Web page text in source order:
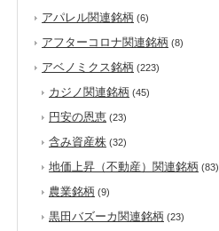
アパレル関連銘柄 (6)
アフターコロナ関連銘柄 (8)
アベノミクス銘柄 (223)
カジノ関連銘柄 (45)
円安の恩恵 (23)
含み資産株 (32)
地価上昇（不動産）関連銘柄 (83)
農業銘柄 (9)
黒田バズーカ関連銘柄 (23)